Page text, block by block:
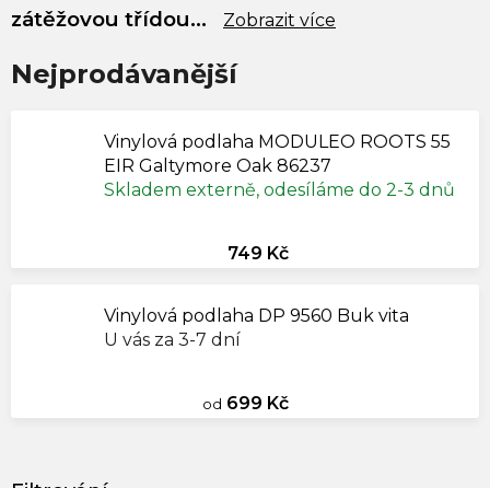
zátěžovou třídou...
Zobrazit více
Nejprodávanější
Vinylová podlaha MODULEO ROOTS 55
EIR Galtymore Oak 86237
Skladem externě, odesíláme do 2-3 dnů
749 Kč
Vinylová podlaha DP 9560 Buk vita
U vás za 3-7 dní
od 699 Kč